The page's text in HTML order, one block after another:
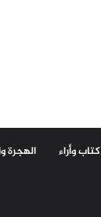
كتاب وأراء الهجرة